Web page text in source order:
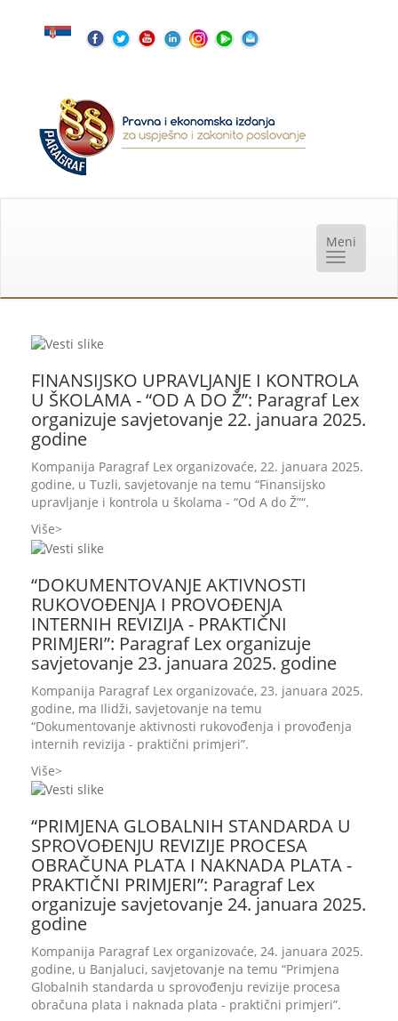
FINANSIJSKO UPRAVLJANJE I KONTROLA
U ŠKOLAMA - “OD A DO Ž”: Paragraf Lex
organizuje savjetovanje 22. januara 2025.
godine
Kompanija Paragraf Lex organizovaće, 22. januara 2025.
godine, u Tuzli, savjetovanje na temu “Finansijsko
upravljanje i kontrola u školama - “Od A do Ž”“.
Više
“DOKUMENTOVANJE AKTIVNOSTI
RUKOVOĐENJA I PROVOĐENJA
INTERNIH REVIZIJA - PRAKTIČNI
PRIMJERI”: Paragraf Lex organizuje
savjetovanje 23. januara 2025. godine
Kompanija Paragraf Lex organizovaće, 23. januara 2025.
godine, ma Ilidži, savjetovanje na temu
“Dokumentovanje aktivnosti rukovođenja i provođenja
internih revizija - praktični primjeri”.
Više
“PRIMJENA GLOBALNIH STANDARDA U
SPROVOĐENJU REVIZIJE PROCESA
OBRAČUNA PLATA I NAKNADA PLATA -
PRAKTIČNI PRIMJERI”: Paragraf Lex
organizuje savjetovanje 24. januara 2025.
godine
Kompanija Paragraf Lex organizovaće, 24. januara 2025.
godine, u Banjaluci, savjetovanje na temu “Primjena
Globalnih standarda u sprovođenju revizije procesa
obračuna plata i naknada plata - praktični primjeri”.